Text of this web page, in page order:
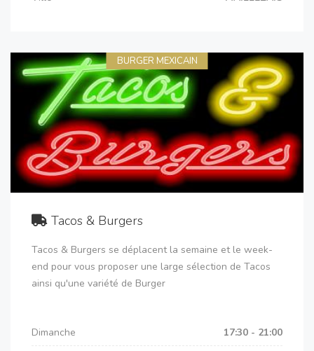
BURGER MEXICAIN
Tacos & Burgers
Tacos & Burgers se déplacent la semaine et le week-
end pour vous proposer une large sélection de Tacos
ainsi qu'une variété de Burger
Dimanche
17:30 - 21:00